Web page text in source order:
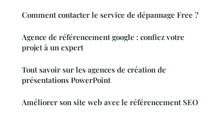
Comment contacter le service de dépannage Free ?
Agence de référencement google : confiez votre
projet à un expert
Tout savoir sur les agences de création de
présentations PowerPoint
Améliorer son site web avec le référencement SEO